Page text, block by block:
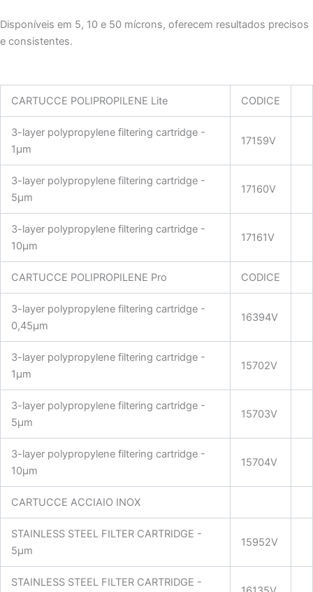
Disponíveis em 5, 10 e 50 mícrons, oferecem resultados precisos
e consistentes.
CARTUCCE POLIPROPILENE Lite CODICE
3-layer polypropylene filtering cartridge -
1µm
17159V
3-layer polypropylene filtering cartridge -
5µm
17160V
3-layer polypropylene filtering cartridge -
10µm
17161V
CARTUCCE POLIPROPILENE Pro CODICE
3-layer polypropylene filtering cartridge -
0,45µm
16394V
3-layer polypropylene filtering cartridge -
1µm
15702V
3-layer polypropylene filtering cartridge -
5µm
15703V
3-layer polypropylene filtering cartridge -
10µm
15704V
CARTUCCE ACCIAIO INOX
STAINLESS STEEL FILTER CARTRIDGE -
5µm
15952V
STAINLESS STEEL FILTER CARTRIDGE -